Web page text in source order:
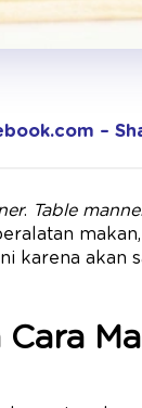
–
. Table
karena akan